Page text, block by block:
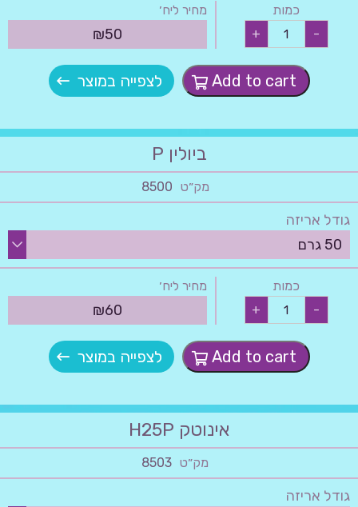
כמות
-
גוזולין
אגבה
+
מחיר ליח׳
₪50
Add to cart לצפייה במוצר
ביולין P
מק״ט 8500
גודל אריזה
כמות
-
ביולין
+
מחיר ליח׳
₪60
Add to cart לצפייה במוצר
אינוטק H25P
מק״ט 8503
גודל אריזה